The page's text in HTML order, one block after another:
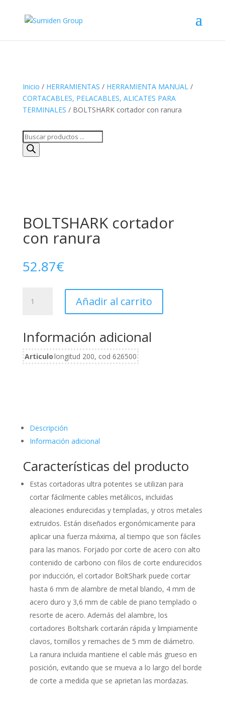
Inicio / HERRAMIENTAS / HERRAMIENTA MANUAL/
CORTACABLES, PELACABLES, ALICATES PARA
TERMINALES / BOLTSHARK cortador con ranura
Búsqueda
de
productos
BOLTSHARK cortador
con ranura
52.87€
cortador
cantidad
Añadir al carrito
Información adicional
Articulolongitud 200, cod 626500
Descripción
Información adicional
Características del producto
Estas cortadoras ultra potentes se utilizan para
cortar fácilmente cables metálicos, incluidas
aleaciones endurecidas y templadas, y otros metales
extruidos. Están diseñados ergonómicamente para
aplicar una fuerza máxima, al tiempo que son fáciles
para las manos. Forjado por corte de acero con alto
contenido de carbono con filos de corte endurecidos
por inducción, el cortador BoltShark puede cortar
hasta 6 mm de alambre de metal blando, 4 mm de
acero duro y 3,6 mm de cable de piano templado o
resorte de acero. Además del alambre, los
cortadores Boltshark cortarán rápida y limpiamente
clavos, tornillos y remaches de 5 mm de diámetro.
La ranura incluida mantiene el cable más grueso en
posición, evitando que se mueva a lo largo del borde
de corte a medida que se aprietan las mordazas.